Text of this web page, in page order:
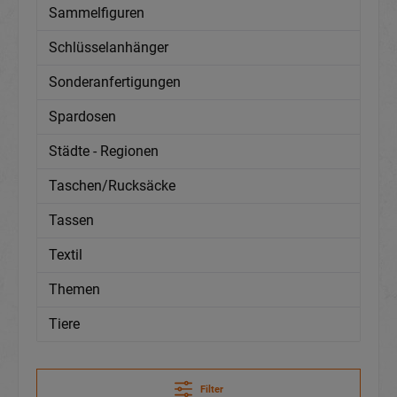
Sammelfiguren
Schlüsselanhänger
Sonderanfertigungen
Spardosen
Städte - Regionen
Taschen/Rucksäcke
Tassen
Textil
Themen
Tiere
Filter